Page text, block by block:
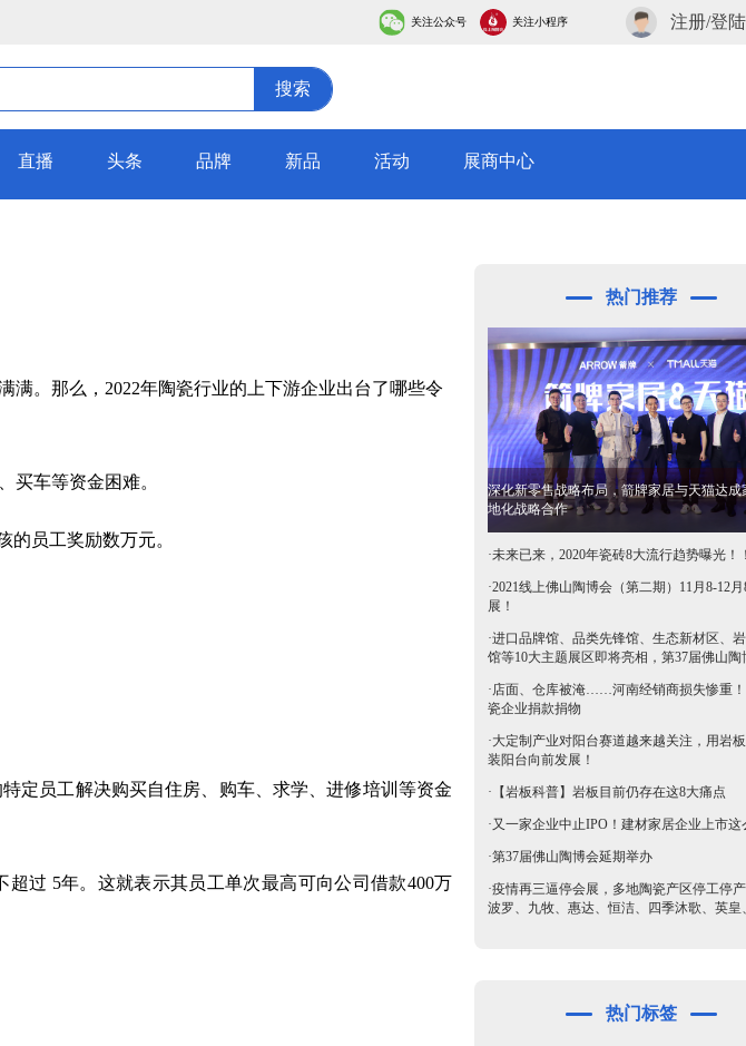
关注公众号 关注小程序 注册/登陆
搜索
直播 头条 品牌 新品 活动 展商中心
。那么，2022年陶瓷行业的上下游企业出台了哪些令
买车等资金困难。
的员工奖励数万元。
定员工解决购买自住房、购车、求学、进修培训等资金
过 5年。这就表示其员工单次最高可向公司借款400万
热门推荐
深化新零售战略布局，箭牌家居与天猫达成
地化战略合作
·未来已来，2020年瓷砖8大流行趋势曝光！
·2021线上佛山陶博会（第二期）11月8-12
展！
·进口品牌馆、品类先锋馆、生态新材区、
馆等10大主题展区即将亮相，第37届佛山陶
·店面、仓库被淹……河南经销商损失惨重
瓷企业捐款捐物
·大定制产业对阳台赛道越来越关注，用岩
装阳台向前发展！
· 【岩板科普】岩板目前仍存在这8大痛点
·又一家企业中止IPO！建材家居企业上市这
·第37届佛山陶博会延期举办
·疫情再三逼停会展，多地陶瓷产区停工停
波罗、九牧、惠达、恒洁、四季沐歌、英皇
热门标签